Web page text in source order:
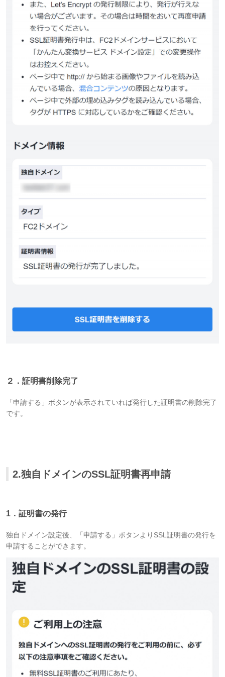
２．証明書削除完了
「申請する」ボタンが表示されていれば発行した証明書の削除完了
です。
2.独自ドメインのSSL証明書再申請
1．証明書の発行
独自ドメイン設定後、「申請する」ボタンよりSSL証明書の発行を
申請することができます。